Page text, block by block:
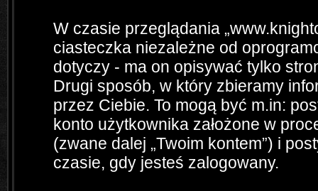
W czasie przeglądania
ciasteczka niezależne od
dotyczy - ma on opisywać tylko
Drugi sposób, w który zbieramy
przez Ciebie. To mogą być m.in:
konto użytkownika założone w
(zwane dalej „Twoim kontem”) i
czasie, gdy jesteś zalogowany.